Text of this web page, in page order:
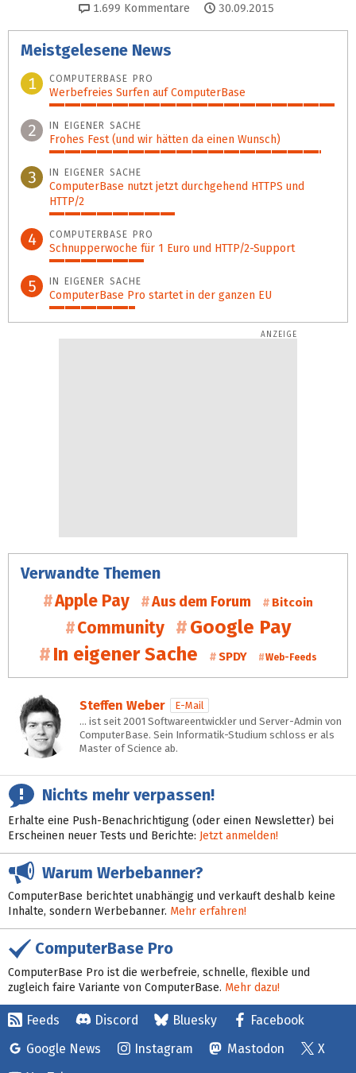
1.699 Kommentare 30.09.2015
Meistgelesene News
1
COMPUTERBASE PRO
Werbefreies Surfen auf ComputerBase
100%
2 IN EIGENER SACHE
Frohes Fest (und wir hätten da einen Wunsch)
95%
3 IN EIGENER SACHE
ComputerBase nutzt jetzt durchgehend HTTPS und
HTTP/2
44%
4 COMPUTERBASE PRO
Schnupperwoche für 1 Euro und HTTP/2-Support
33%
5 IN EIGENER SACHE
ComputerBase Pro startet in der ganzen EU
30%
Verwandte Themen
Apple Pay Aus dem Forum Bitcoin
Community
Google Pay
In eigener Sache
SPDY Web-Feeds
Steffen Weber
E-Mail
… ist seit 2001 Softwareentwickler und Server-Admin von
ComputerBase. Sein Informatik-Studium schloss er als
Master of Science ab.
Nichts mehr verpassen!
Erhalte eine Push-Benachrichtigung (oder einen Newsletter) bei
Erscheinen neuer Tests und Berichte: Jetzt anmelden!
Warum Werbebanner?
ComputerBase berichtet unabhängig und verkauft deshalb keine
Inhalte, sondern Werbebanner. Mehr erfahren!
ComputerBase Pro
ComputerBase Pro ist die werbefreie, schnelle, flexible und
zugleich faire Variante von ComputerBase. Mehr dazu!
Feeds Discord Bluesky
Facebook
Google News
Instagram Mastodon
X